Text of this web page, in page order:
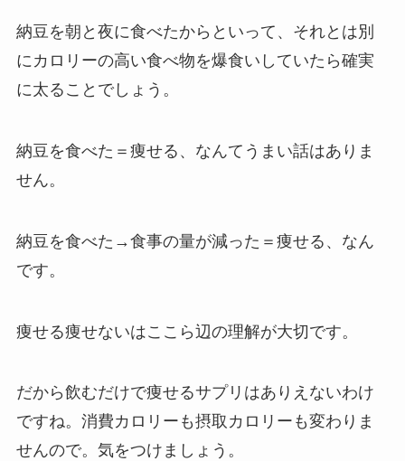
納豆を朝と夜に食べたからといって、それとは別
にカロリーの高い食べ物を爆食いしていたら確実
に太ることでしょう。
納豆を食べた＝痩せる、なんてうまい話はありま
せん。
納豆を食べた→食事の量が減った＝痩せる、なん
です。
痩せる痩せないはここら辺の理解が大切です。
だから飲むだけで痩せるサプリはありえないわけ
ですね。消費カロリーも摂取カロリーも変わりま
せんので。気をつけましょう。